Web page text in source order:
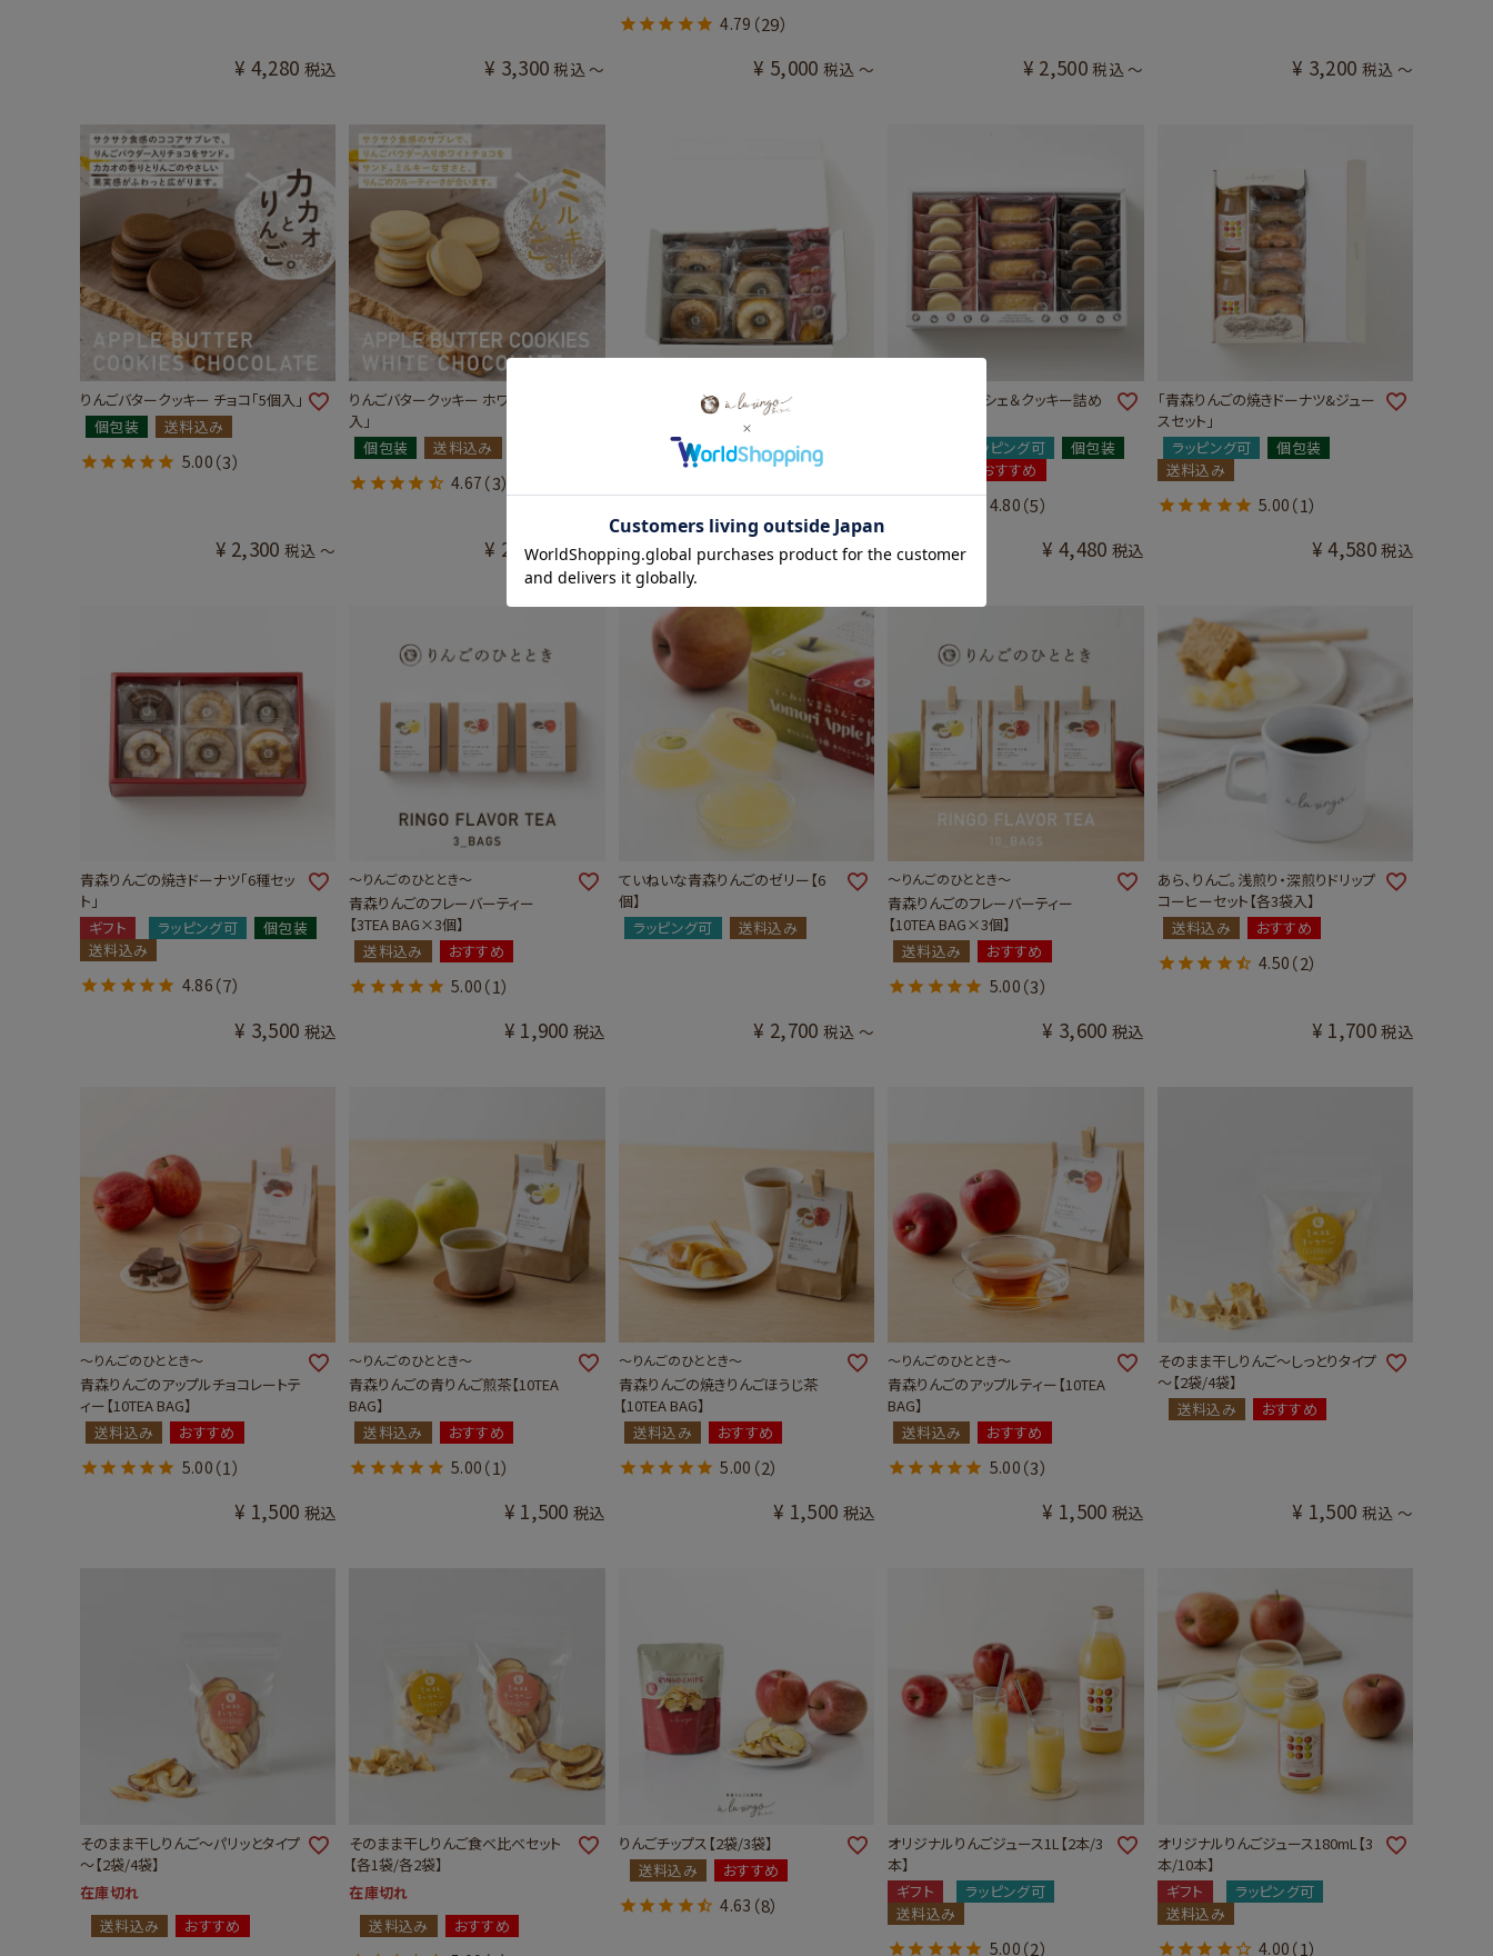
¥ 4,280 税込 ¥ 3,300 税込 〜 ¥ 5,000 税込 〜
4.79 （29）
¥ 2,500 税込 〜 ¥ 3,200 税込 〜
りんごバタークッキー チョコ「5個入」
個包装
送料込み
¥ 2,300 税込 〜
5.00 （3）
りんごバタークッキー ホワイト「5個
入」
個包装
送料込み
¥ 2,300 税込〜
4.67 （3）
焼き菓子セット「10個」
ラッピング可
送料込み
¥4,170 税込
「りんごフィナンシェ＆クッキー詰め
ラッピング可
個包装
おすすめ
¥ 4,480 税込
4.80 （5）
「青森りんごの焼きドーナツ&ジュー
スセット」
ラッピング可
個包装
送料込み
¥ 4,580 税込
5.00 （1）
青森りんごの焼きドーナツ「6種セッ
ト」
ギフト
ラッピング可
個包装
送料込み
¥ 3,500 税込
4.86 （7）
～りんごのひととき～
青森りんごのフレーバーティー
【3TEA BAG×3個】
送料込み
おすすめ
¥ 1,900 税込
5.00 （1）
ていねいな青森りんごのゼリー【6
個】
ラッピング可
送料込み
¥ 2,700 税込 〜
～りんごのひととき～
青森りんごのフレーバーティー
【10TEA BAG×3個】
送料込み
おすすめ
¥ 3,600 税込
5.00 （3）
あら、りんご。浅煎り・深煎りドリップ
コーヒーセット【各3袋入】
送料込み
おすすめ
¥ 1,700 税込
4.50 （2）
～りんごのひととき～
青森りんごのアップルチョコレートテ
ィー【10TEA BAG】
送料込み
おすすめ
¥ 1,500 税込
5.00 （1）
～りんごのひととき～
青森りんごの青りんご煎茶【10TEA
BAG】
送料込み
おすすめ
¥ 1,500 税込
5.00 （1）
～りんごのひととき～
青森りんごの焼きりんごほうじ茶
【10TEA BAG】
送料込み
おすすめ
¥ 1,500 税込
5.00 （2）
～りんごのひととき～
青森りんごのアップルティー【10TEA
BAG】
送料込み
おすすめ
¥ 1,500 税込
5.00 （3）
そのまま干しりんご～しっとりタイプ
～【2袋/4袋】
送料込み
おすすめ
¥ 1,500 税込 〜
そのまま干しりんご～パリッとタイプ
～【2袋/4袋】
在庫切れ
送料込み
おすすめ
そのまま干しりんご食べ比べセット
【各1袋/各2袋】
在庫切れ
送料込み
おすすめ
りんごチップス【2袋/3袋】
送料込み
おすすめ
4.63 （8）
オリジナルりんごジュース1L【2本/3
本】
ギフト
ラッピング可
送料込み
5.00 （2）
オリジナルりんごジュース180mL【3
本/10本】
ギフト
ラッピング可
送料込み
4.00 （1）